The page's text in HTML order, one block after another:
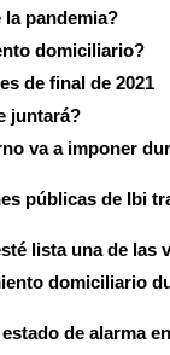
pandemia?
domiciliario?
de final de 2021
juntará?
va a imponer
públicas de Ibi
lista una de las
domiciliario
de alarma